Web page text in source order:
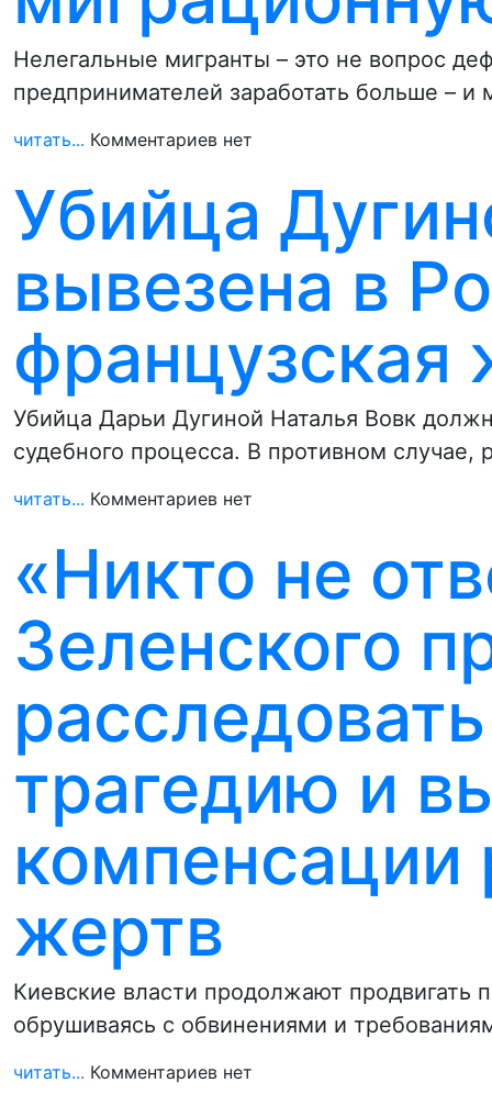
Нелегальные мигранты – это не вопрос
предпринимателей заработать больше – и
читать... Комментариев нет
Убийца
вывезена в
французская
Убийца Дарьи Дугиной Наталья Вовк
судебного процесса. В противном
читать... Комментариев нет
«Никто не
Зеленского
трагедию и
компенсации
жертв
Киевские власти продолжают продвигать
обрушиваясь с обвинениями и
читать... Комментариев нет